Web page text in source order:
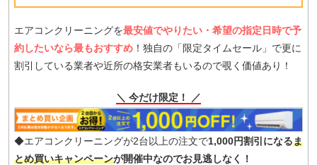
エアコンクリーニングを最安値でやりたい・希望の指定日時で予
約したいなら最もおすすめ ！独自の「限定タイムセール」で更に
割引している業者や近所の格安業者もいるので覗く価値あり！
＼ 今だけ限定！ ／
◆エアコンクリーニングが2台以上の注文で1,000円割引になるま
とめ買いキャンペーンが開催中なのでお見逃しなく！